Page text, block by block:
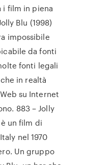
i film in piena
Blu (1998)
impossibile
da fonti
fonti legali
in realtà
su Internet
883 – Jolly
è un film di
nel 1970
Un gruppo